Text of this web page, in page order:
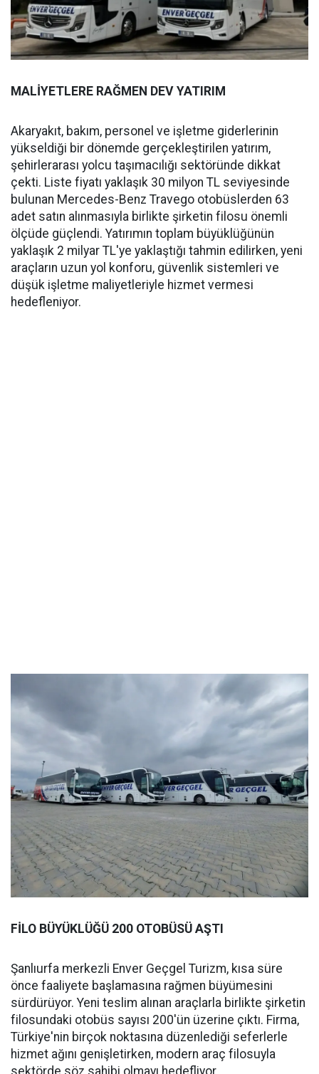
MALİYETLERE RAĞMEN DEV YATIRIM
Akaryakıt, bakım, personel ve işletme giderlerinin
yükseldiği bir dönemde gerçekleştirilen yatırım,
şehirlerarası yolcu taşımacılığı sektöründe dikkat
çekti. Liste fiyatı yaklaşık 30 milyon TL seviyesinde
bulunan Mercedes-Benz Travego otobüslerden 63
adet satın alınmasıyla birlikte şirketin filosu önemli
ölçüde güçlendi. Yatırımın toplam büyüklüğünün
yaklaşık 2 milyar TL'ye yaklaştığı tahmin edilirken, yeni
araçların uzun yol konforu, güvenlik sistemleri ve
düşük işletme maliyetleriyle hizmet vermesi
hedefleniyor.
FİLO BÜYÜKLÜĞÜ 200 OTOBÜSÜ AŞTI
Şanlıurfa merkezli Enver Geçgel Turizm, kısa süre
önce faaliyete başlamasına rağmen büyümesini
sürdürüyor. Yeni teslim alınan araçlarla birlikte şirketin
filosundaki otobüs sayısı 200'ün üzerine çıktı. Firma,
Türkiye'nin birçok noktasına düzenlediği seferlerle
hizmet ağını genişletirken, modern araç filosuyla
sektörde söz sahibi olmayı hedefliyor.